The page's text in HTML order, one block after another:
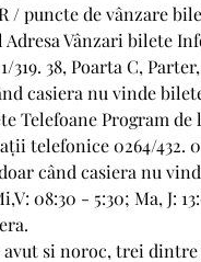
/ puncte de vânzare
Vânzari bilete
319. 38, Poarta C,
casiera nu vinde
Telefoane Program
telefonice 0264/432.
când casiera nu
08:30 - 5:30; Ma, J:
avut si noroc, trei